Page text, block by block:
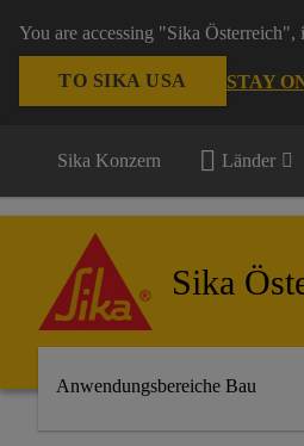
You are accessing "Sika
TO SIKA USA STAY
Sika Konzern Länder
Sika
Anwendungsbereiche Bau